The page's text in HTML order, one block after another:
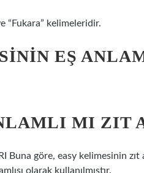
“Fukara” kelimeleridir.
EŞ
MI ZIT
Buna göre, easy kelimesinin
olarak kullanılmıştır.